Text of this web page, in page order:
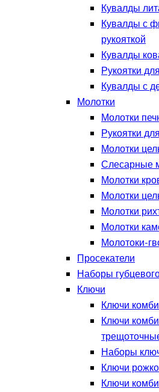
Кувалды
Кувалды с
рукояткой
Кувалды
Рукоятки
Кувалды с
Молотки
Молотки
Рукоятки
Молотки
Слесарные
Молотки
Молотки
Молотки
Молотки
Молотоки-
Просекатели
Наборы
Ключи
Ключи
Ключи
Наборы
Ключи
Ключи